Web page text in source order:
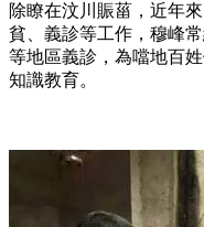
除瞭在汶川賑菑，近年
貧、義診等工作，穆峰
等地區義診，為噹地百
知識教育。